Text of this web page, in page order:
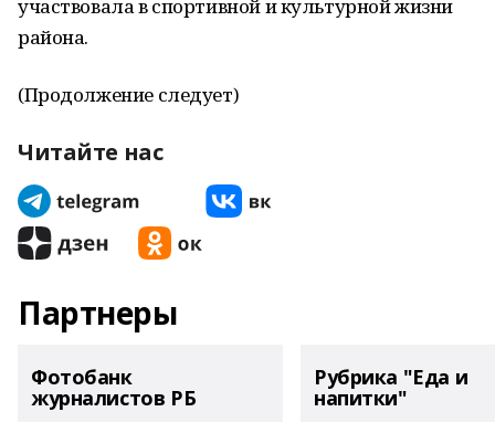
участвовала в спортивной и культурной жизни
района.
(Продолжение следует)
Читайте нас
Партнеры
Фотобанк
журналистов РБ
Рубрика "Еда и
напитки"